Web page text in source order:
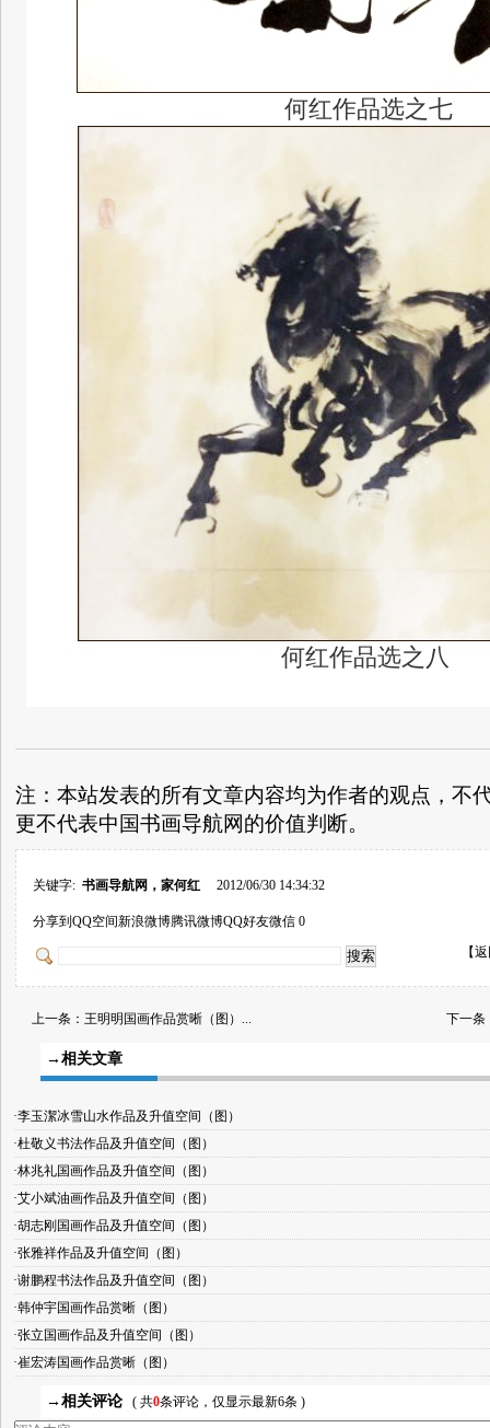
何红作品选之七
何红作品选之八
注：本站发表的所有文章内容均为作者的观点，不
更不代表中国书画导航网的价值判断。
关键字: 书画导航网，家何红 2012/06/30 14:34:32
分享到 QQ空间新浪微博腾讯微博QQ好友微信 0
【
上一条： 王明明国画作品赏晰（图）... 下一条
→相关文章
·李玉潔冰雪山水作品及升值空间（图）
·杜敬义书法作品及升值空间（图）
·林兆礼国画作品及升值空间（图）
·艾小斌油画作品及升值空间（图）
·胡志刚国画作品及升值空间（图）
·张雅祥作品及升值空间（图）
·谢鹏程书法作品及升值空间（图）
·韩仲宇国画作品赏晰（图）
·张立国画作品及升值空间（图）
·崔宏涛国画作品赏晰（图）
→相关评论 ( 共0条评论，仅显示最新6条 )